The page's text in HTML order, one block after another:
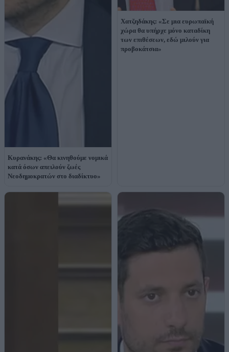
Κυρανάκης: «Θα κινηθούμε νομικά
κατά όσων απειλούν ζωές
Νεοδημοκρατών στο διαδίκτυο»
Χατζηδάκης: «Σε μια ευρωπαϊκή
χώρα θα υπήρχε μόνο καταδίκη
των επιθέσεων, εδώ μιλούν για
προβοκάτσια»